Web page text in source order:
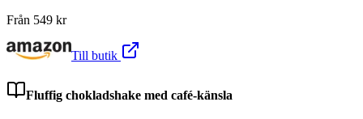
Från 549 kr
Till butik
Fluffig chokladshake med café-känsla